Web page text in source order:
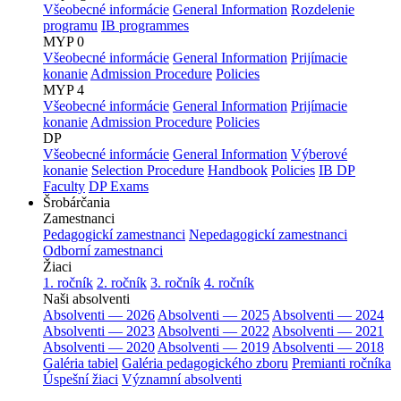
Všeobecné informácie General Information Rozdelenie
programu IB programmes
MYP 0
Všeobecné informácie General Information Prijímacie
konanie Admission Procedure Policies
MYP 4
Všeobecné informácie General Information Prijímacie
konanie Admission Procedure Policies
DP
Všeobecné informácie General Information Výberové
konanie Selection Procedure Handbook Policies IB DP
Faculty DP Exams
Šrobárčania
Zamestnanci
Pedagogickí zamestnanci Nepedagogickí zamestnanci
Odborní zamestnanci
Žiaci
1. ročník 2. ročník 3. ročník 4. ročník
Naši absolventi
Absolventi — 2026 Absolventi — 2025 Absolventi — 2024
Absolventi — 2023 Absolventi — 2022 Absolventi — 2021
Absolventi — 2020 Absolventi — 2019 Absolventi — 2018
Galéria tabiel Galéria pedagogického zboru Premianti ročníka
Úspešní žiaci Významní absolventi